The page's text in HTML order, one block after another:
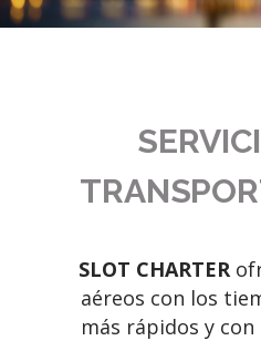
SLOT CHARTER
aéreos con los
más rápidos y con